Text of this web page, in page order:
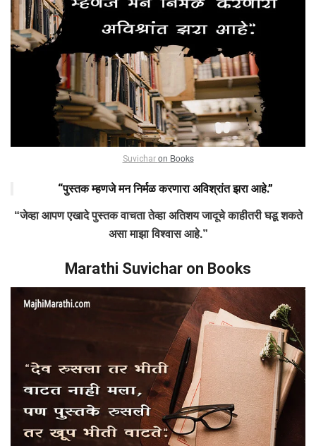
Suvichar on Books
“पुस्तक म्हणजे मन निर्मळ करणारा अविश्रांत झरा आहे.”
“जेव्हा आपण एखादे पुस्तक वाचता तेव्हा अतिशय जादूचे काहीतरी घडू शकते
असा माझा विश्वास आहे.”
Marathi Suvichar on Books